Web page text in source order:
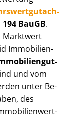
194 BauGB.
Marktwert
Im­mo­bi­li­en­
und vom
unter Be­
des